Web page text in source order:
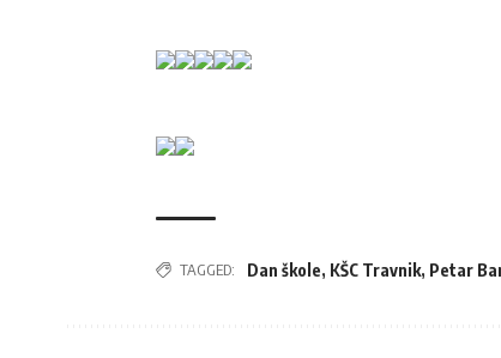
TAGGED: Dan škole, KŠC Travnik, Petar